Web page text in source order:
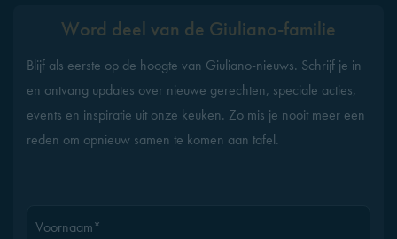
Word deel van de Giuliano-familie
Blijf als eerste op de hoogte van Giuliano-nieuws. Schrijf je in
en ontvang updates over nieuwe gerechten, speciale acties,
events en inspiratie uit onze keuken. Zo mis je nooit meer een
reden om opnieuw samen te komen aan tafel.
Voornaam*